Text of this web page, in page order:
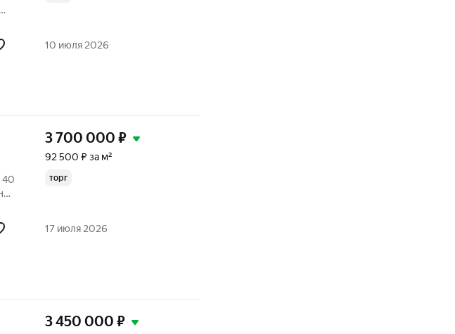
10 июля 2026
40
3 700 000 ₽
92 500 ₽ за м²
торг
17 июля 2026
3 450 000 ₽